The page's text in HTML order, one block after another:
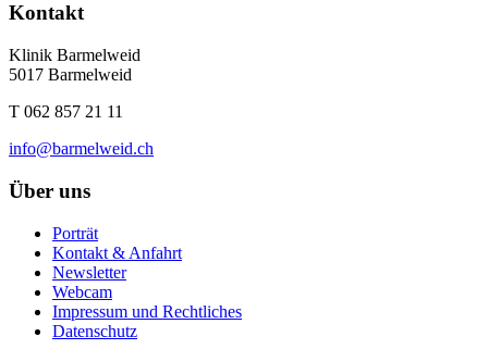
Kontakt
Klinik Barmelweid
5017 Barmelweid
T 062 857 21 11
info@barmelweid.ch
Über uns
Porträt
Kontakt & Anfahrt
Newsletter
Webcam
Impressum und Rechtliches
Datenschutz